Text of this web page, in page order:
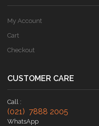
My Account
Cart
Checkout
CUSTOMER CARE
Call :
(021) 7888 2005
WhatsApp